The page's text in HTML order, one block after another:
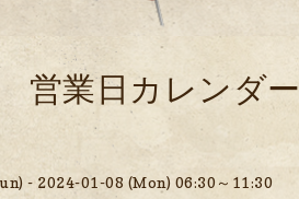
営業日カレンダー
- 2024-01-08 (Mon) 06:30～11:30